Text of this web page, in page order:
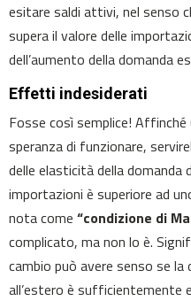
esitare saldi attivi, nel senso
supera il valore delle
dell’aumento della domanda
Effetti indesiderati
Fosse così semplice!
speranza di funzionare,
delle elasticità della domanda
importazioni è superiore ad
nota come “condizione di
complicato, ma non lo è.
cambio può avere senso se
all’estero è sufficientemente